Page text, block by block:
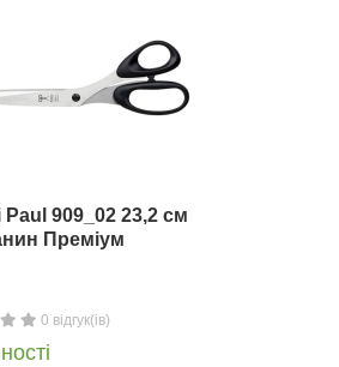
Paul 909_02 23,2 см
Преміум
0 відгук(ів)